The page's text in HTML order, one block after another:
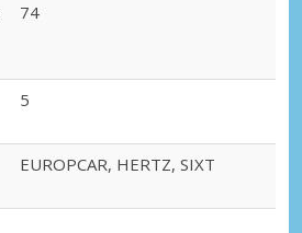
74
5
EUROPCAR, HERTZ, SIXT